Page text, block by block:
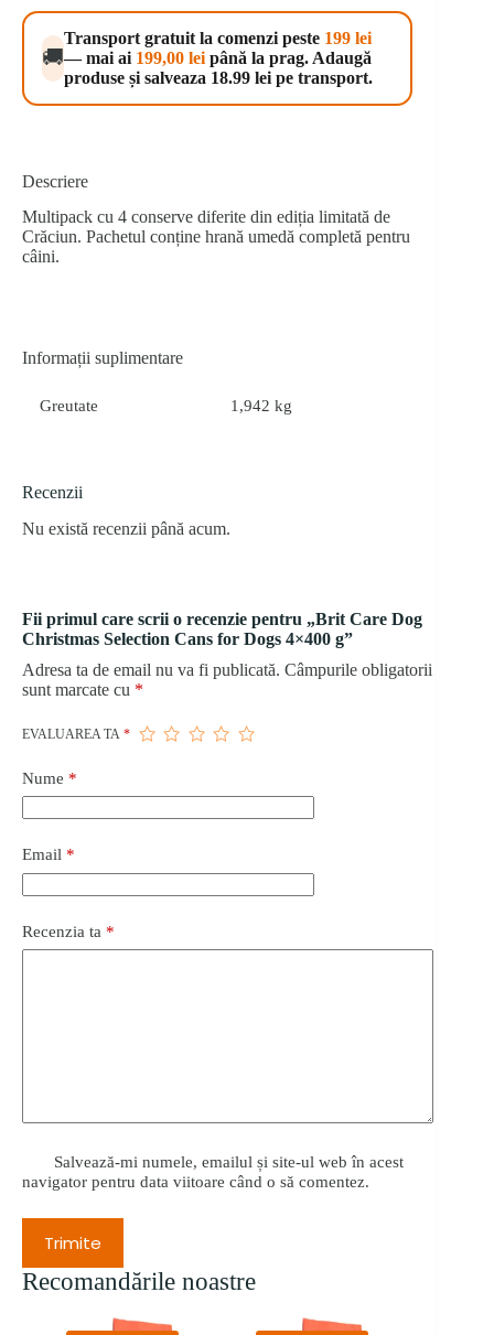
Christmas
Selection
Cans
Dogs
4x400
🚚
Transport gratuit la comenzi peste 199 lei
— mai ai 199,00 lei până la prag. Adaugă
produse și salveaza 18.99 lei pe transport.
Descriere
Multipack cu 4 conserve diferite din ediția limitată de
Crăciun. Pachetul conține hrană umedă completă pentru
câini.
Informații suplimentare
Greutate 1,942 kg
Recenzii
Nu există recenzii până acum.
Fii primul care scrii o recenzie pentru „Brit Care Dog
Christmas Selection Cans for Dogs 4×400 g”
Adresa ta de email nu va fi publicată. Câmpurile obligatorii
sunt marcate cu *
EVALUAREA TA *
Nume *
Email *
Recenzia ta *
Salvează-mi numele, emailul și site-ul web în acest
navigator pentru data viitoare când o să comentez.
Trimite
Recomandările noastre